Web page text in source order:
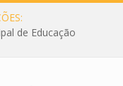
de Educação